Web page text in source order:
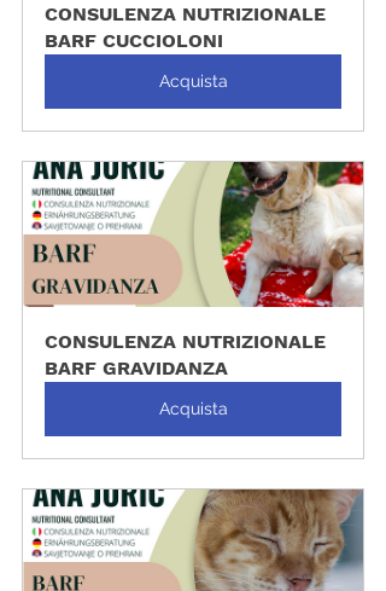
CONSULENZA NUTRIZIONALE
BARF CUCCIOLONI
Acquista
CONSULENZA NUTRIZIONALE
BARF GRAVIDANZA
Acquista